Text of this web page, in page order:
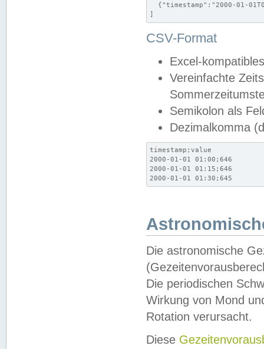
{"timestamp":"2000-01-
]
CSV-Format
Excel-
Vereinfachte
Semikolon als
Dezimalkomma
timestamp;value
2000-01-01 01:00;646
2000-01-01 01:15;646
2000-01-01 01:30;645
Die astronomische
Die periodischen
Wirkung von Mond
Rotation verursacht.
Diese